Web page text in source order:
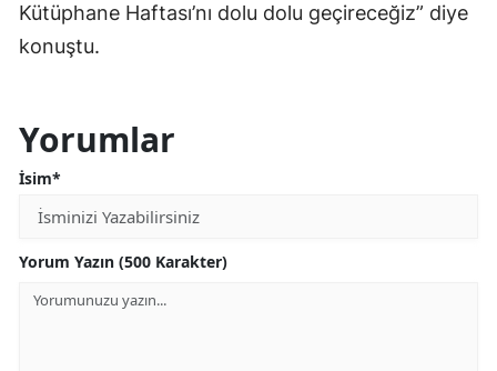
Kütüphane Haftası’nı dolu dolu geçireceğiz” diye
konuştu.
Yorumlar
İsim*
Yorum Yazın (500 Karakter)